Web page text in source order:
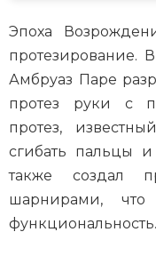
Эпоха
протезирование.
Амбруаз Паре
протез руки с
протез,
сгибать пальцы
также создал
шарнирами, что
функциональность.